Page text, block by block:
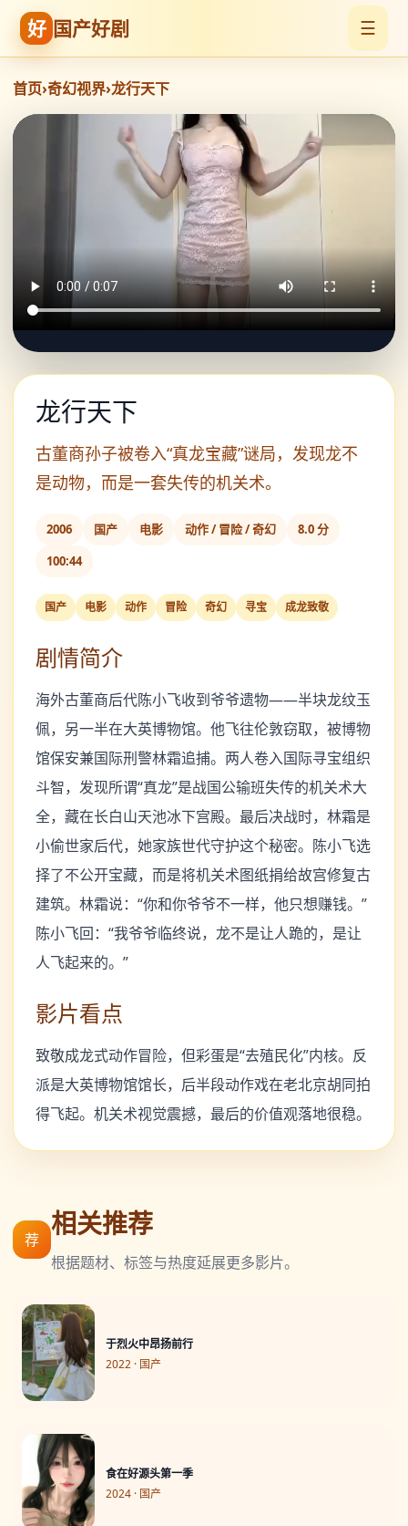
好 国产好剧 ☰
首页›奇幻视界›龙行天下
龙行天下
古董商孙子被卷入“真龙宝藏”谜局，发现龙不
是动物，而是一套失传的机关术。
2006 国产 电影 动作 / 冒险 / 奇幻
8.0 分
100:44
国产 电影 动作 冒险 奇幻 寻宝 成龙致敬
剧情简介
海外古董商后代陈小飞收到爷爷遗物——半块龙纹玉
佩，另一半在大英博物馆。他飞往伦敦窃取，被博物
馆保安兼国际刑警林霜追捕。两人卷入国际寻宝组织
斗智，发现所谓“真龙”是战国公输班失传的机关术大
全，藏在长白山天池冰下宫殿。最后决战时，林霜是
小偷世家后代，她家族世代守护这个秘密。陈小飞选
择了不公开宝藏，而是将机关术图纸捐给故宫修复古
建筑。林霜说：“你和你爷爷不一样，他只想赚钱。”
陈小飞回：“我爷爷临终说，龙不是让人跪的，是让
人飞起来的。”
影片看点
致敬成龙式动作冒险，但彩蛋是“去殖民化”内核。反
派是大英博物馆馆长，后半段动作戏在老北京胡同拍
得飞起。机关术视觉震撼，最后的价值观落地很稳。
荐 相关推荐
根据题材、标签与热度延展更多影片。
于烈火中昂扬前行
2022 · 国产
食在好源头第一季
2024 · 国产